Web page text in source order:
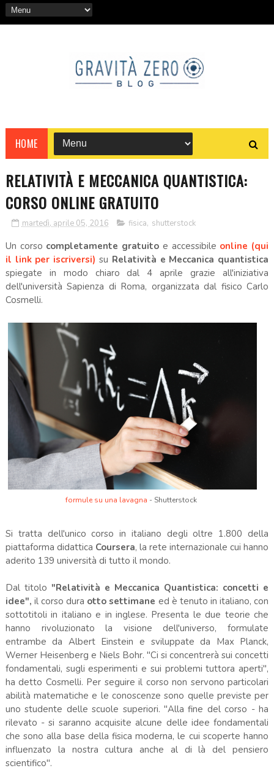
HOME
RELATIVITÀ E MECCANICA QUANTISTICA:
CORSO ONLINE GRATUITO
martedì, aprile 05, 2016 fisica, shutterstock
Un corso completamente gratuito e accessibile online (qui
il link per iscriversi) su Relatività e Meccanica quantistica
spiegate in modo chiaro dal 4 aprile grazie all'iniziativa
dell'università Sapienza di Roma, organizzata dal fisico Carlo
Cosmelli.
formule su una lavagna - Shutterstock
Si tratta dell'unico corso in italiano degli oltre 1.800 della
piattaforma didattica Coursera, la rete internazionale cui hanno
aderito 139 università di tutto il mondo.
Dal titolo "Relatività e Meccanica Quantistica: concetti e
idee", il corso dura otto settimane ed è tenuto in italiano, con
sottotitoli in italiano e in inglese. Presenta le due teorie che
hanno rivoluzionato la visione dell'universo, formulate
entrambe da Albert Einstein e sviluppate da Max Planck,
Werner Heisenberg e Niels Bohr. "Ci si concentrerà sui concetti
fondamentali, sugli esperimenti e sui problemi tuttora aperti",
ha detto Cosmelli. Per seguire il corso non servono particolari
abilità matematiche e le conoscenze sono quelle previste per
uno studente delle scuole superiori. "Alla fine del corso - ha
rilevato - si saranno acquisite alcune delle idee fondamentali
che sono alla base della fisica moderna, le cui scoperte hanno
influenzato la nostra cultura anche al di là del pensiero
scientifico".